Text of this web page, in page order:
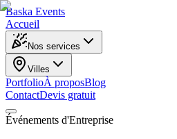
Baska Events
Accueil
Nos services
Villes
PortfolioÀ proposBlog
ContactDevis gratuit
Événements d'Entreprise